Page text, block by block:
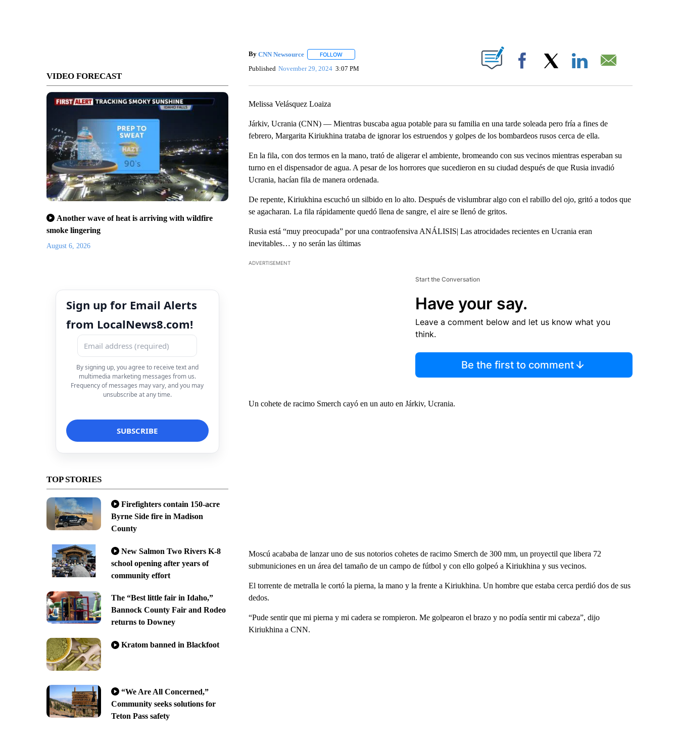
VIDEO FORECAST
Another wave of heat is arriving with wildfire
smoke lingering
August 6, 2026
Sign up for Email Alerts
from LocalNews8.com!
By signing up, you agree to receive text and
multimedia marketing messages from us.
Frequency of messages may vary, and you may
unsubscribe at any time.
TOP STORIES
Firefighters contain 150-acre
Byrne Side fire in Madison
County
New Salmon Two Rivers K-8
school opening after years of
community effort
The “Best little fair in Idaho,”
Bannock County Fair and Rodeo
returns to Downey
Kratom banned in Blackfoot
“We Are All Concerned,”
Community seeks solutions for
Teton Pass safety
By CNN Newsource FOLLOWFOLLOW "" TO RECEIVE NOTIFICATIONS ABOUT NEW PAGES ON "".
Published November 29, 2024 3:07 PM Facebook
Melissa Velásquez Loaiza
Járkiv, Ucrania (CNN) — Mientras buscaba agua potable para su familia en una tarde soleada pero fría a fines de
febrero, Margarita Kiriukhina trataba de ignorar los estruendos y golpes de los bombardeos rusos cerca de ella.
En la fila, con dos termos en la mano, trató de aligerar el ambiente, bromeando con sus vecinos mientras esperaban su
turno en el dispensador de agua. A pesar de los horrores que sucedieron en su ciudad después de que Rusia invadió
Ucrania, hacían fila de manera ordenada.
De repente, Kiriukhina escuchó un silbido en lo alto. Después de vislumbrar algo con el rabillo del ojo, gritó a todos que
se agacharan. La fila rápidamente quedó llena de sangre, el aire se llenó de gritos.
Rusia está “muy preocupada” por una contraofensiva ANÁLISIS| Las atrocidades recientes en Ucrania eran
inevitables… y no serán las últimas
ADVERTISEMENT
Start the Conversation
Have your say.
Leave a comment below and let us know what you
think.
Be the first to comment
Un cohete de racimo Smerch cayó en un auto en Járkiv, Ucrania.
Moscú acababa de lanzar uno de sus notorios cohetes de racimo Smerch de 300 mm, un proyectil que libera 72
submuniciones en un área del tamaño de un campo de fútbol y con ello golpeó a Kiriukhina y sus vecinos.
El torrente de metralla le cortó la pierna, la mano y la frente a Kiriukhina. Un hombre que estaba cerca perdió dos de sus
dedos.
“Pude sentir que mi pierna y mi cadera se rompieron. Me golpearon el brazo y no podía sentir mi cabeza”, dijo
Kiriukhina a CNN.